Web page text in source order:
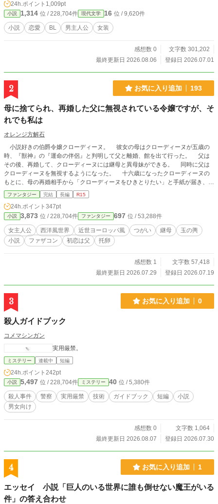
と。 誰かを愛し、誰かに愛されること。 そして、数々の試練
を乗り越えながら、圭は少しずつ「本当の私」と向き合って
いく。 これは、一人の青年が、自分自身を受け入れ、本当の
幸せを見つけるまでの物語。 恋愛、家族、友情、そして人生
勇気」を静かに描く、長編ヒューマンドラマです。
24h.ポイント 1,009pt
小説 1,314 位 / 228,704件 現代文学 16 位 / 9,620件
小説 恋愛 BL 男主人公 女装
感想数 0
文字数 301,202
最終更新日 2026.08.06
登録日 2026.07.01
2 お気に入り追加 193
母に捨てられ、再婚した父に無視されている令嬢ですが、そ
れでも私は
オレンジ方解石
小説好きの伯爵令嬢クローディーヌ。 彼女の母はクローディーヌが五歳の
時、『獣神』の『運命の伴侶』と判明して父と離婚、館を出て行った。 父は
その後、再婚して、クローディーヌには継母と異母妹ができる。 同時に父は
クローディーヌを無視するようになった。 十六歳になったクローディーヌの
もとに、母の再婚相手から「クローディーヌをひきとりたい」と手紙が届き、ク
ローディーヌは母のもとへ旅立つが…………。 ※直截的な表現はありません
が、まあまあドロドロな真相なので、R15に設定しています。苦手な方は先にタ
グをチェックしておくことをお勧めします。 ※ただしタグはネタバレにもなっ
ているので、ご注意ください。 ※「ご想像にお任せします」部分のあるエンド
なので、すっきりしたい方にはお勧めできません。 ※『私の、虐げられていた
親友の幸せな結婚』のキャラが登場していますが、何年も前の作品なので、細か
い設定に矛盾を見つけた際は「パラレルワールド的な世界」とお考えください。
増えたので『私の、虐げられて～』を読んでおくとわかりやすいかもしれませ
ファンタジー 完結 長編 R15
24h.ポイント 347pt
小説 3,873 位 / 228,704件 ファンタジー 697 位 / 53,288件
女主人公 西洋風世界 近世ヨーロッパ風 つがい 継母
玉の輿
小説
ファザコン 初恋は父 托卵
感想数 1
文字数 57,418
最終更新日 2026.07.29
登録日 2026.07.19
3 お気に入り追加 0
殺人ガイドブック
コメマシンガン
実用厳禁。
ミステリー 連載中 短編
24h.ポイント 242pt
小説 5,497 位 / 228,704件 ミステリー 40 位 / 5,380件
殺人事件 警察 実用厳禁 技術 ガイドブック 短編
小説
男女向け
感想数 0
文字数 1,064
最終更新日 2026.08.07
登録日 2026.07.30
4 お気に入り追加 1
エッセイ 小説「巨人のいる世界に誰も倒せない魔王がいる
件」の答え合わせ